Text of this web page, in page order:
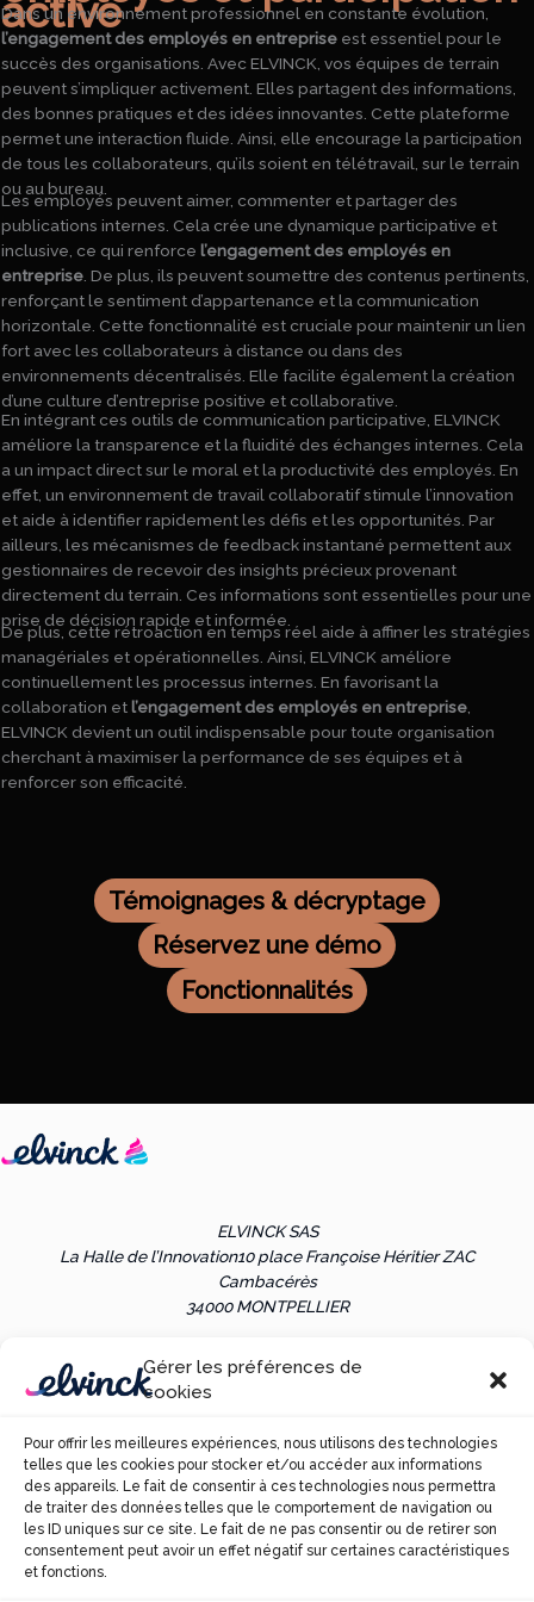
Gérer les préférences de
cookies
Pour offrir les meilleures expériences, nous utilisons des technologies
telles que les cookies pour stocker et/ou accéder aux informations
des appareils. Le fait de consentir à ces technologies nous permettra
de traiter des données telles que le comportement de navigation ou
les ID uniques sur ce site. Le fait de ne pas consentir ou de retirer son
consentement peut avoir un effet négatif sur certaines caractéristiques
et fonctions.
active
Dans un environnement professionnel en constante évolution,
l’engagement des employés en entreprise est essentiel pour le
succès des organisations. Avec ELVINCK, vos équipes de terrain
peuvent s’impliquer activement. Elles partagent des informations,
des bonnes pratiques et des idées innovantes. Cette plateforme
permet une interaction fluide. Ainsi, elle encourage la participation
de tous les collaborateurs, qu’ils soient en télétravail, sur le terrain
ou au bureau.
Les employés peuvent aimer, commenter et partager des
publications internes. Cela crée une dynamique participative et
inclusive, ce qui renforcel’engagement des employés en
entreprise. De plus, ils peuvent soumettre des contenus pertinents,
renforçant le sentiment d’appartenance et la communication
horizontale. Cette fonctionnalité est cruciale pour maintenir un lien
fort avec les collaborateurs à distance ou dans des
environnements décentralisés. Elle facilite également la création
d’une culture d’entreprise positive et collaborative.
En intégrant ces outils de communication participative, ELVINCK
améliore la transparence et la fluidité des échanges internes. Cela
a un impact direct sur le moral et la productivité des employés. En
effet, un environnement de travail collaboratif stimule l’innovation
et aide à identifier rapidement les défis et les opportunités. Par
ailleurs, les mécanismes de feedback instantané permettent aux
gestionnaires de recevoir des insights précieux provenant
directement du terrain. Ces informations sont essentielles pour une
prise de décision rapide et informée.
De plus, cette rétroaction en temps réel aide à affiner les stratégies
managériales et opérationnelles. Ainsi, ELVINCK améliore
continuellement les processus internes. En favorisant la
collaboration etl’engagement des employés en entreprise,
ELVINCK devient un outil indispensable pour toute organisation
cherchant à maximiser la performance de ses équipes et à
renforcer son efficacité.
Témoignages & décryptage
Réservez une démo
Fonctionnalités
ELVINCK SAS
La Halle de l’Innovation10 place Françoise Héritier ZAC
Cambacérès
34000 MONTPELLIER
Les références clients sont communiquées uniquement sur
*Résultats indicatifs, fondés sur des données déclaratives, susceptibles
de variations selon les contextes etne constituant ni un engagement
ni une garantie de performance.